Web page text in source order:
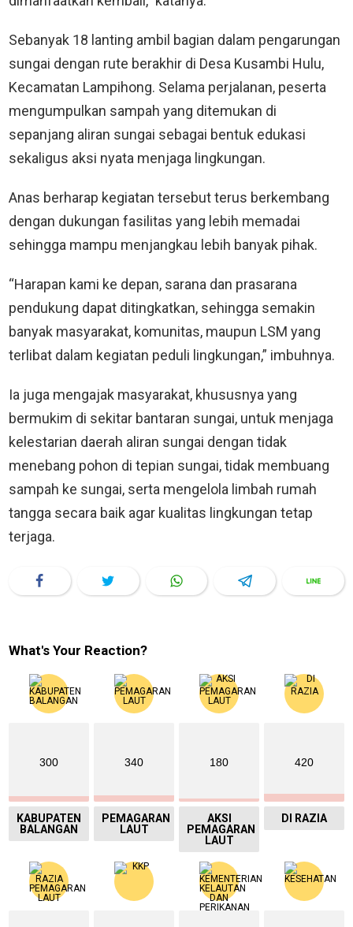
Sebanyak 18 lanting ambil bagian dalam pengarungan
sungai dengan rute berakhir di Desa Kusambi Hulu,
Kecamatan Lampihong. Selama perjalanan, peserta
mengumpulkan sampah yang ditemukan di
sepanjang aliran sungai sebagai bentuk edukasi
sekaligus aksi nyata menjaga lingkungan.
Anas berharap kegiatan tersebut terus berkembang
dengan dukungan fasilitas yang lebih memadai
sehingga mampu menjangkau lebih banyak pihak.
“Harapan kami ke depan, sarana dan prasarana
pendukung dapat ditingkatkan, sehingga semakin
banyak masyarakat, komunitas, maupun LSM yang
terlibat dalam kegiatan peduli lingkungan,” imbuhnya.
Ia juga mengajak masyarakat, khususnya yang
bermukim di sekitar bantaran sungai, untuk menjaga
kelestarian daerah aliran sungai dengan tidak
menebang pohon di tepian sungai, tidak membuang
sampah ke sungai, serta mengelola limbah rumah
tangga secara baik agar kualitas lingkungan tetap
terjaga.
What's Your Reaction?
300
KABUPATEN
BALANGAN
340
PEMAGARAN
LAUT
180
AKSI
PEMAGARAN
LAUT
420
DI RAZIA